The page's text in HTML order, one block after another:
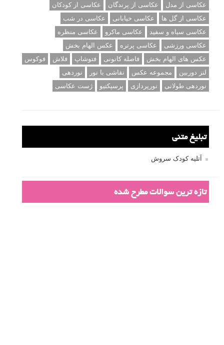
عکاسی از مدل
عکاسی از پرندگان
عکاسی از کودکان
عکاسی از گل ها
عکاسی خیابانی
عکاسی در شب
عکاسی سیاه و سفید
عکاسی ماکرو
عکاسی منظره
عکاسی ورزشی
عکاسی پرتره
عکس الهام بخش
عکس های الهام بخش
فاصله کانونی فتوشاپ فلاش
فوکوس
لنز دوربین
مجموعه عکس نقاشی با نور
نوردهی
نوردهی طولانی
نورپردازی پرسپکتیو ژست عکاسی
تبلیغ متنی
آتلیه کودک سروش
تازه ترین سوالات مطرح شده